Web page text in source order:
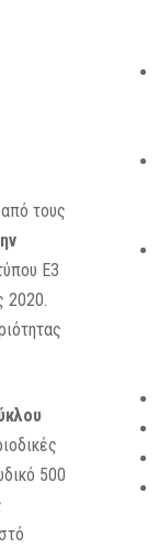
τους
Ε3
2020.
500